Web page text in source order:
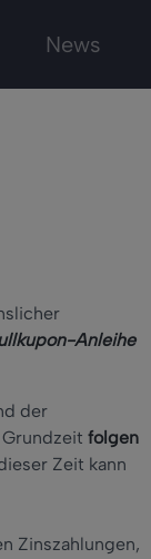
News
Anleihe
der
folgen
Zeit kann
Zinszahlungen,